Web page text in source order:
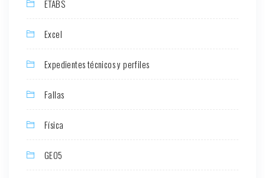
ETABS
Excel
Expedientes técnicos y perfiles
Fallas
Física
GEO5